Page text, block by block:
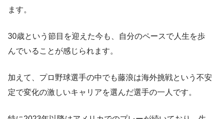
ます。
30歳という節目を迎えた今も、自分のペースで人生を歩
んでいることが感じられます。
加えて、プロ野球選手の中でも藤浪は海外挑戦という不安
定で変化の激しいキャリアを選んだ選手の一人です。